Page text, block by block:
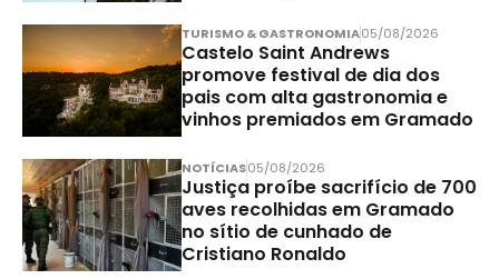
TURISMO & GASTRONOMIA05/08/2026
Castelo Saint Andrews
promove festival de dia dos
pais com alta gastronomia e
vinhos premiados em Gramado
NOTÍCIAS05/08/2026
Justiça proíbe sacrifício de 700
aves recolhidas em Gramado
no sítio de cunhado de
Cristiano Ronaldo